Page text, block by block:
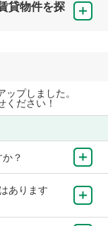
貸物件を探
プしました。
ください！
？
あります